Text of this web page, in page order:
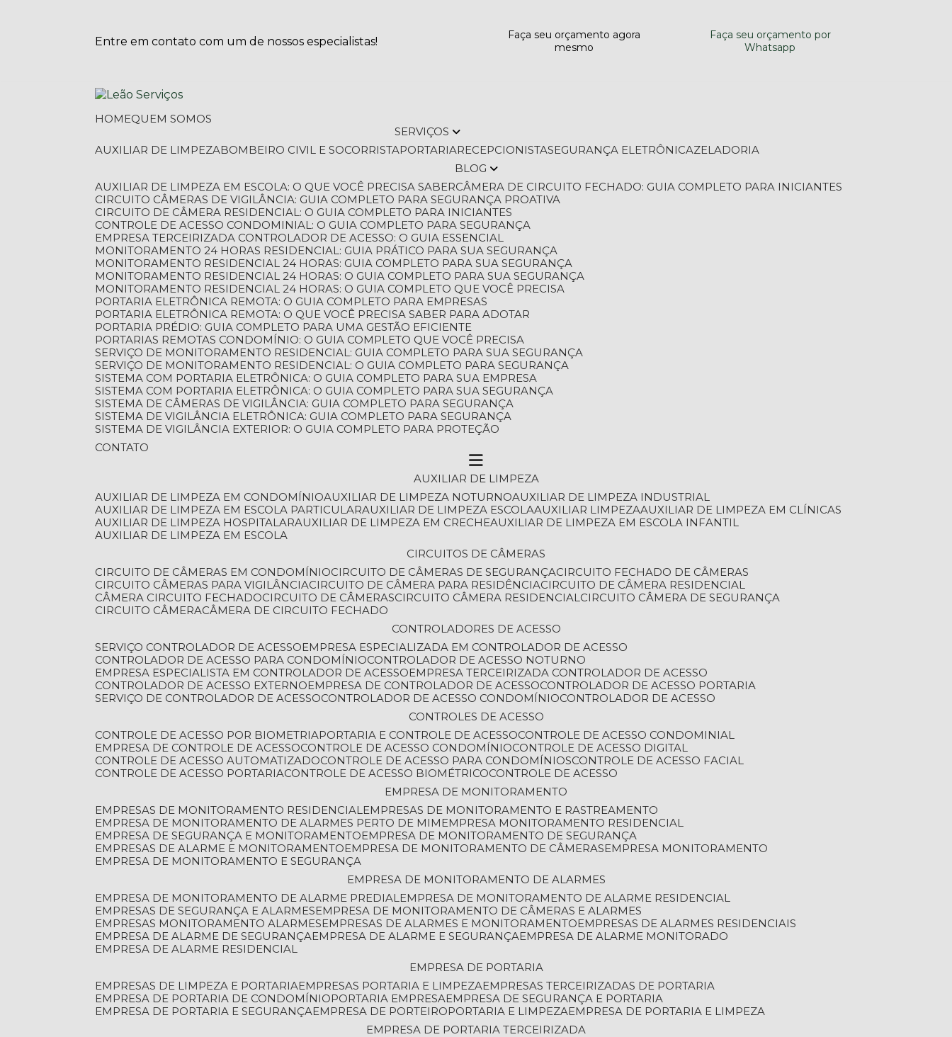
Entre em contato com um de nossos especialistas!
Faça seu orçamento agora
mesmo
Faça seu orçamento por
Whatsapp
HOME
QUEM SOMOS
SERVIÇOS
AUXILIAR DE LIMPEZA
BOMBEIRO CIVIL E SOCORRISTA PORTARIA RECEPCIONISTA SEGURANÇA ELETRÔNICA ZELADORIA
BLOG
AUXILIAR DE LIMPEZA EM ESCOLA: O QUE VOCÊ PRECISA SABER
CÂMERA DE CIRCUITO FECHADO: GUIA COMPLETO PARA INICIANTES
CIRCUITO CÂMERAS DE VIGILÂNCIA: GUIA COMPLETO PARA SEGURANÇA PROATIVA
CIRCUITO DE CÂMERA RESIDENCIAL: O GUIA COMPLETO PARA INICIANTES
CONTROLE DE ACESSO CONDOMINIAL: O GUIA COMPLETO PARA SEGURANÇA
EMPRESA TERCEIRIZADA CONTROLADOR DE ACESSO: O GUIA ESSENCIAL
MONITORAMENTO 24 HORAS RESIDENCIAL: GUIA PRÁTICO PARA SUA SEGURANÇA
MONITORAMENTO RESIDENCIAL 24 HORAS: GUIA COMPLETO PARA SUA SEGURANÇA
MONITORAMENTO RESIDENCIAL 24 HORAS: O GUIA COMPLETO PARA SUA SEGURANÇA
MONITORAMENTO RESIDENCIAL 24 HORAS: O GUIA COMPLETO QUE VOCÊ PRECISA
PORTARIA ELETRÔNICA REMOTA: O GUIA COMPLETO PARA EMPRESAS
PORTARIA ELETRÔNICA REMOTA: O QUE VOCÊ PRECISA SABER PARA ADOTAR
PORTARIA PRÉDIO: GUIA COMPLETO PARA UMA GESTÃO EFICIENTE
PORTARIAS REMOTAS CONDOMÍNIO: O GUIA COMPLETO QUE VOCÊ PRECISA
SERVIÇO DE MONITORAMENTO RESIDENCIAL: GUIA COMPLETO PARA SUA SEGURANÇA
SERVIÇO DE MONITORAMENTO RESIDENCIAL: O GUIA COMPLETO PARA SEGURANÇA
SISTEMA COM PORTARIA ELETRÔNICA: O GUIA COMPLETO PARA SUA EMPRESA
SISTEMA COM PORTARIA ELETRÔNICA: O GUIA COMPLETO PARA SUA SEGURANÇA
SISTEMA DE CÂMERAS DE VIGILÂNCIA: GUIA COMPLETO PARA SEGURANÇA
SISTEMA DE VIGILÂNCIA ELETRÔNICA: GUIA COMPLETO PARA SEGURANÇA
SISTEMA DE VIGILÂNCIA EXTERIOR: O GUIA COMPLETO PARA PROTEÇÃO
CONTATO
AUXILIAR DE LIMPEZA
AUXILIAR DE LIMPEZA EM CONDOMÍNIO
AUXILIAR DE LIMPEZA NOTURNO
AUXILIAR DE LIMPEZA INDUSTRIAL
AUXILIAR DE LIMPEZA EM ESCOLA PARTICULAR
AUXILIAR DE LIMPEZA ESCOLA AUXILIAR LIMPEZA
AUXILIAR DE LIMPEZA EM CLÍNICAS
AUXILIAR DE LIMPEZA HOSPITALAR
AUXILIAR DE LIMPEZA EM CRECHE
AUXILIAR DE LIMPEZA EM ESCOLA INFANTIL
AUXILIAR DE LIMPEZA EM ESCOLA
CIRCUITOS DE CÂMERAS
CIRCUITO DE CÂMERAS EM CONDOMÍNIO
CIRCUITO DE CÂMERAS DE SEGURANÇA
CIRCUITO FECHADO DE CÂMERAS
CIRCUITO CÂMERAS PARA VIGILÂNCIA
CIRCUITO DE CÂMERA PARA RESIDÊNCIA
CIRCUITO DE CÂMERA RESIDENCIAL
CÂMERA CIRCUITO FECHADO
CIRCUITO DE CÂMERAS CIRCUITO CÂMERA RESIDENCIAL
CIRCUITO CÂMERA DE SEGURANÇA
CIRCUITO CÂMERA
CÂMERA DE CIRCUITO FECHADO
CONTROLADORES DE ACESSO
SERVIÇO CONTROLADOR DE ACESSO
EMPRESA ESPECIALIZADA EM CONTROLADOR DE ACESSO
CONTROLADOR DE ACESSO PARA CONDOMÍNIO
CONTROLADOR DE ACESSO NOTURNO
EMPRESA ESPECIALISTA EM CONTROLADOR DE ACESSO
EMPRESA TERCEIRIZADA CONTROLADOR DE ACESSO
CONTROLADOR DE ACESSO EXTERNO
EMPRESA DE CONTROLADOR DE ACESSO
CONTROLADOR DE ACESSO PORTARIA
SERVIÇO DE CONTROLADOR DE ACESSO
CONTROLADOR DE ACESSO CONDOMÍNIO
CONTROLADOR DE ACESSO
CONTROLES DE ACESSO
CONTROLE DE ACESSO POR BIOMETRIA
PORTARIA E CONTROLE DE ACESSO
CONTROLE DE ACESSO CONDOMINIAL
EMPRESA DE CONTROLE DE ACESSO
CONTROLE DE ACESSO CONDOMÍNIO
CONTROLE DE ACESSO DIGITAL
CONTROLE DE ACESSO AUTOMATIZADO
CONTROLE DE ACESSO PARA CONDOMÍNIOS
CONTROLE DE ACESSO FACIAL
CONTROLE DE ACESSO PORTARIA CONTROLE DE ACESSO BIOMÉTRICO
CONTROLE DE ACESSO
EMPRESA DE MONITORAMENTO
EMPRESAS DE MONITORAMENTO RESIDENCIAL EMPRESAS DE MONITORAMENTO E RASTREAMENTO
EMPRESA DE MONITORAMENTO DE ALARMES PERTO DE MIM
EMPRESA MONITORAMENTO RESIDENCIAL
EMPRESA DE SEGURANÇA E MONITORAMENTO
EMPRESA DE MONITORAMENTO DE SEGURANÇA
EMPRESAS DE ALARME E MONITORAMENTO
EMPRESA DE MONITORAMENTO DE CÂMERAS
EMPRESA MONITORAMENTO
EMPRESA DE MONITORAMENTO E SEGURANÇA
EMPRESA DE MONITORAMENTO DE ALARMES
EMPRESA DE MONITORAMENTO DE ALARME PREDIAL EMPRESA DE MONITORAMENTO DE ALARME RESIDENCIAL
EMPRESAS DE SEGURANÇA E ALARMES
EMPRESA DE MONITORAMENTO DE CÂMERAS E ALARMES
EMPRESAS MONITORAMENTO ALARMES
EMPRESAS DE ALARMES E MONITORAMENTO
EMPRESAS DE ALARMES RESIDENCIAIS
EMPRESA DE ALARME DE SEGURANÇA EMPRESA DE ALARME E SEGURANÇA EMPRESA DE ALARME MONITORADO
EMPRESA DE ALARME RESIDENCIAL
EMPRESA DE PORTARIA
EMPRESAS DE LIMPEZA E PORTARIA EMPRESAS PORTARIA E LIMPEZA EMPRESAS TERCEIRIZADAS DE PORTARIA
EMPRESA DE PORTARIA DE CONDOMÍNIO
PORTARIA EMPRESA EMPRESA DE SEGURANÇA E PORTARIA
EMPRESA DE PORTARIA E SEGURANÇA EMPRESA DE PORTEIRO PORTARIA E LIMPEZA EMPRESA DE PORTARIA E LIMPEZA
EMPRESA DE PORTARIA TERCEIRIZADA